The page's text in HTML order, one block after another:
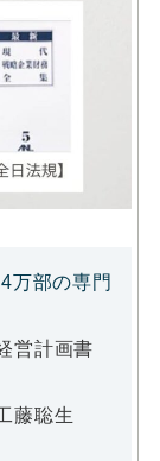
万部の専門
営計画書
藤聡生